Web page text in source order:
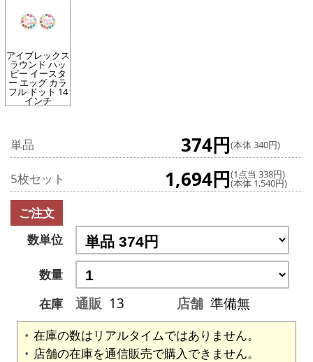
アイブレックス
ラウンド ハッ
ピー イースタ
ー エッグ カラ
フル ドット 14
インチ
単品 374円(本体 340円)
5枚セット 1,694円(1点当 338円)
(本体 1,540円)
ご注文
数単位
数量
在庫
通販 13 店舗 準備無
在庫の数はリアルタイムではありません。
店舗の在庫を通信販売で購入できません。